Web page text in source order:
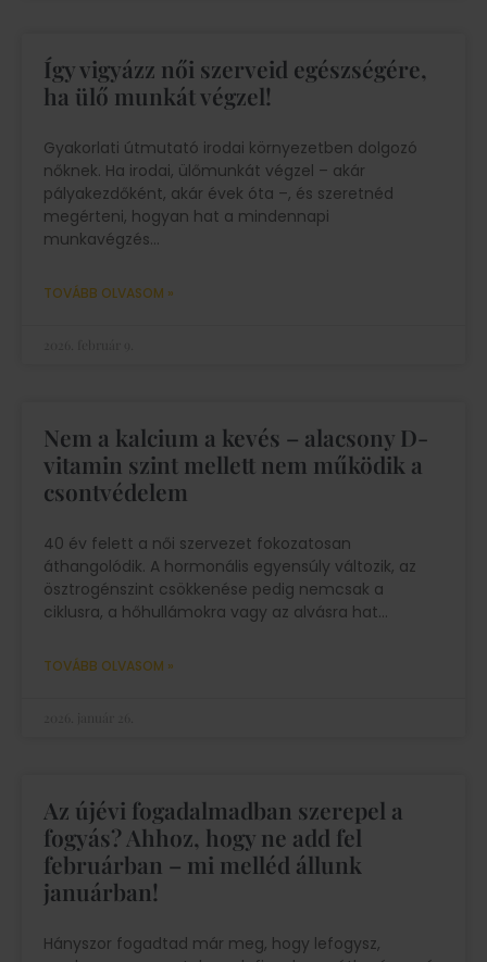
Így vigyázz női szerveid egészségére,
ha ülő munkát végzel!
Gyakorlati útmutató irodai környezetben dolgozó
nőknek. Ha irodai, ülőmunkát végzel – akár
pályakezdőként, akár évek óta –, és szeretnéd
megérteni, hogyan hat a mindennapi
munkavégzés
TOVÁBB OLVASOM »
Nem a kalcium a kevés – alacsony D-
vitamin szint mellett nem működik a
csontvédelem
40 év felett a női szervezet fokozatosan
áthangolódik. A hormonális egyensúly változik, az
ösztrogénszint csökkenése pedig nemcsak a
ciklusra, a hőhullámokra vagy az alvásra hat
TOVÁBB OLVASOM »
Az újévi fogadalmadban szerepel a
fogyás? Ahhoz, hogy ne add fel
februárban – mi melléd állunk
januárban!
Hányszor fogadtad már meg, hogy lefogysz,